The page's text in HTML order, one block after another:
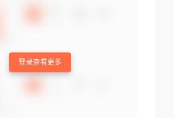
登录查看更多